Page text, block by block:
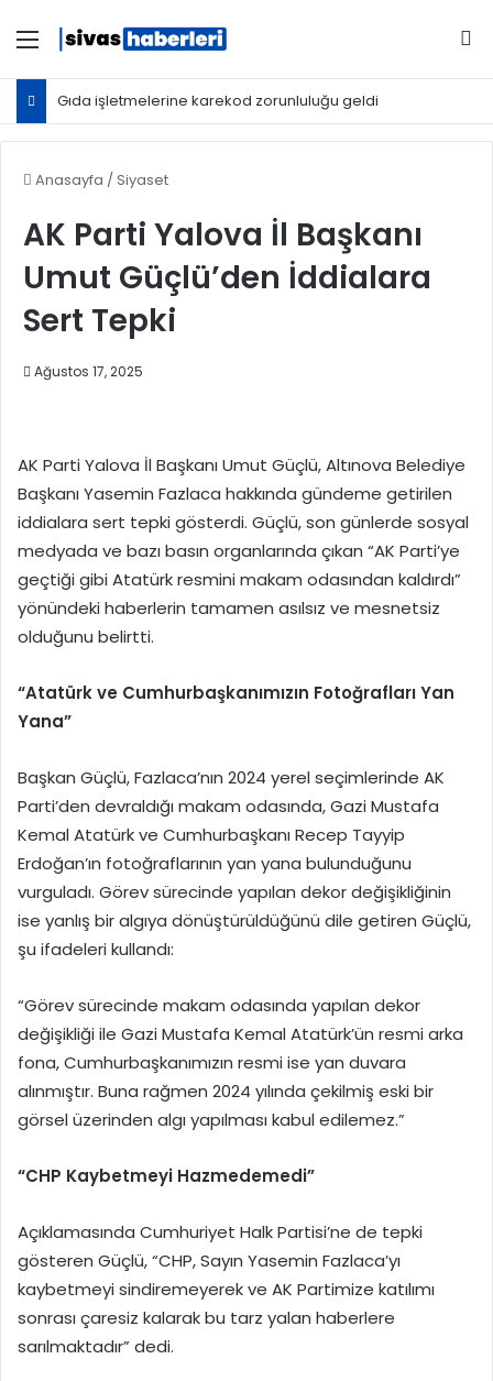
Menü
Gıda işletmelerine karekod zorunluluğu geldi
Anasayfa / Siyaset
AK Parti Yalova İl Başkanı
Umut Güçlü’den İddialara
Sert Tepki
Ağustos 17, 2025
AK Parti Yalova İl Başkanı Umut Güçlü, Altınova Belediye
Başkanı Yasemin Fazlaca hakkında gündeme getirilen
iddialara sert tepki gösterdi. Güçlü, son günlerde sosyal
medyada ve bazı basın organlarında çıkan “AK Parti’ye
geçtiği gibi Atatürk resmini makam odasından kaldırdı”
yönündeki haberlerin tamamen asılsız ve mesnetsiz
olduğunu belirtti.
“Atatürk ve Cumhurbaşkanımızın Fotoğrafları Yan
Yana”
Başkan Güçlü, Fazlaca’nın 2024 yerel seçimlerinde AK
Parti’den devraldığı makam odasında, Gazi Mustafa
Kemal Atatürk ve Cumhurbaşkanı Recep Tayyip
Erdoğan’ın fotoğraflarının yan yana bulunduğunu
vurguladı. Görev sürecinde yapılan dekor değişikliğinin
ise yanlış bir algıya dönüştürüldüğünü dile getiren Güçlü,
şu ifadeleri kullandı:
“Görev sürecinde makam odasında yapılan dekor
değişikliği ile Gazi Mustafa Kemal Atatürk’ün resmi arka
fona, Cumhurbaşkanımızın resmi ise yan duvara
alınmıştır. Buna rağmen 2024 yılında çekilmiş eski bir
görsel üzerinden algı yapılması kabul edilemez.”
“CHP Kaybetmeyi Hazmedemedi”
Açıklamasında Cumhuriyet Halk Partisi’ne de tepki
gösteren Güçlü, “CHP, Sayın Yasemin Fazlaca’yı
kaybetmeyi sindiremeyerek ve AK Partimize katılımı
sonrası çaresiz kalarak bu tarz yalan haberlere
sarılmaktadır” dedi.